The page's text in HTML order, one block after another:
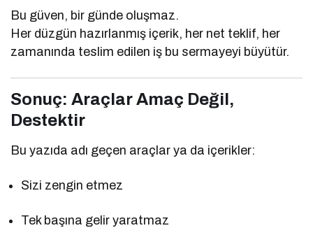
Bu güven, bir günde oluşmaz.
Her düzgün hazırlanmış içerik, her net teklif, her
zamanında teslim edilen iş bu sermayeyi büyütür.
Sonuç: Araçlar Amaç Değil,
Destektir
Bu yazıda adı geçen araçlar ya da içerikler:
Sizi zengin etmez
Tek başına gelir yaratmaz